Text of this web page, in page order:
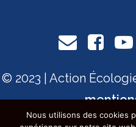
© 2023 | Action
Nous utilisons des cookies